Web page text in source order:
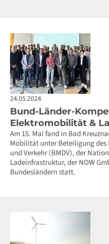
24.05.2024
Bund-Länder-
Elektromobilität &
Am 15. Mai fand in Bad
Mobilität unter Beteiligung
und Verkehr (BMDV), der
Ladeinfrastruktur, der NOW
Bundesländern statt.